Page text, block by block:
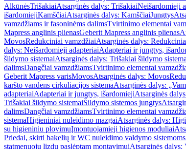
AlkūnėsTrišakiaiAtsarginės dalys: TrišakiaiNeišardomieji
išardomiejiKamščiaiAtsarginės dalys: KamščiaiJungtys
vamzdžiams ir fasoninėms dalimsTvirtinimo elementai
Mapress anglinis plienasGeberit Mapress anglinis plienas
MovosRedukciniai vamzdžiaiAtsarginės dalys:
dalys: Neišardomieji adapteriaiAdapteriai ir jungtys,
šildymo sistemaiAtsarginės dalys: Trišakiai šildymo
dalimsDangčiai vamzdžiamsTvirtinimo elementai
Geberit Mapress varisMovosAtsarginės dalys: Movos
karšto vandens cirkuliacijos sistemaAtsarginės dalys:
adapteriaiAdapteriai ir jungtys, išardomiejiAtsarginės
Trišakiai šildymo sistemaiŠildymo sistemos jungtys
dalimsDangčiai vamzdžiamsTvirtinimo elementai
sistemaHigieniniai nuleidimo mazgaiAtsarginės dalys:
su higieniniu plovimuĮmontuojamieji higienos moduliai
Priedai, skirti bakelių ir WC nuleidimo valdymo
statmenuoju lizdu paslėptam montavimuiAtsarginės dalys: